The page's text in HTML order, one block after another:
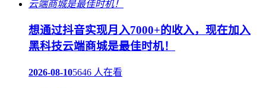
想通过抖音实现月入7000+的收入，现在加入
黑科技云端商城是最佳时机！
2026-08-105646 人在看